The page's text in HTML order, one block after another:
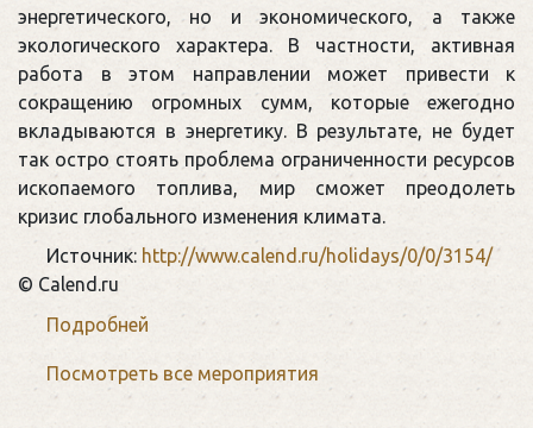
энергетического, но и экономического, а также
экологического характера. В частности, активная
работа в этом направлении может привести к
сокращению огромных сумм, которые ежегодно
вкладываются в энергетику. В результате, не будет
так остро стоять проблема ограниченности ресурсов
ископаемого топлива, мир сможет преодолеть
кризис глобального изменения климата.
Источник: http://www.calend.ru/holidays/0/0/3154/
© Calend.ru
Подробней
Посмотреть все мероприятия